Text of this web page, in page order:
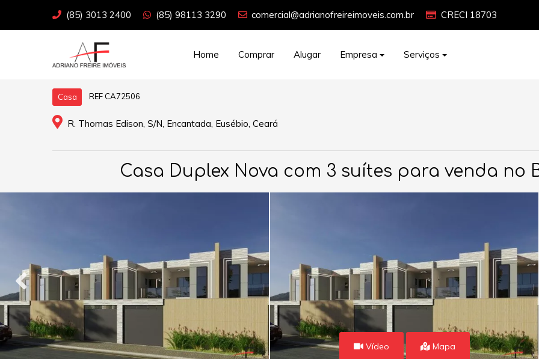
(85) 3013 2400 (85) 98113 3290 comercial@adrianofreireimoveis.com.br CRECI 18703
Home Comprar Alugar Empresa Serviços
Casa REF CA72506
R. Thomas Edison, S/N, Encantada, Eusébio, Ceará
Casa Duplex Nova com 3 suítes para venda no
Vídeo Mapa